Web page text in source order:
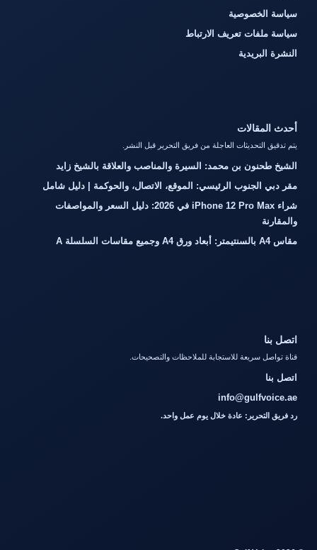
سياسة الخصوصية
سياسة ملفات تعريف الارتباط
النشرة البريدية
أحدث المقالات
يتم تدقيق التحديثات العاجلة من فريق التحرير قبل النشر.
الشيخ طحنون بن محمد: السيرة والمناصب والعلاقة بالشيخ زايد
مقر دبي الجنوب الرئيسي: الموقع، الاتصال، والحوكمة | دليل شامل
شراء iPhone 12 Pro Max في 2026: دليل السعر والمواصفات
والمقارنة
مقاس A4 بالسنتيمتر: أبعاد ورق A4 وجميع مقاسات السلسلة A
اتصل بنا
قناة تواصل سريعة للاستجابة للملاحظات والتصحيحات.
اتصل بنا
info@gulfvoice.ae
رد فريق التحرير: عادة خلال يوم عمل واحد.